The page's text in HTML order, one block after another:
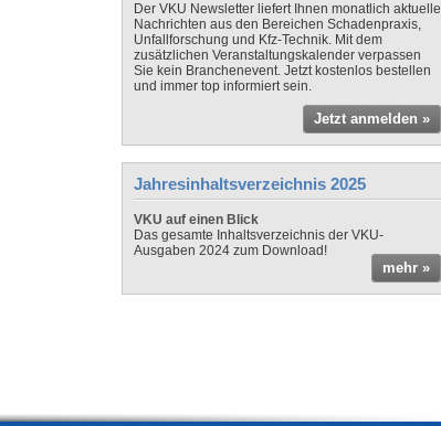
Der VKU Newsletter liefert Ihnen monatlich aktuelle
Nachrichten aus den Bereichen Schadenpraxis,
Unfallforschung und Kfz-Technik. Mit dem
zusätzlichen Veranstaltungskalender verpassen
Sie kein Branchenevent. Jetzt kostenlos bestellen
und immer top informiert sein.
Jetzt anmelden »
Jahresinhaltsverzeichnis 2025
VKU auf einen Blick
Das gesamte Inhaltsverzeichnis der VKU-
Ausgaben 2024 zum Download!
mehr »